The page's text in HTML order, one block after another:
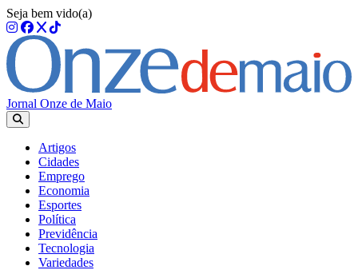
Seja bem vido(a)
Jornal Onze de Maio
Artigos
Cidades
Emprego
Economia
Esportes
Política
Previdência
Tecnologia
Variedades